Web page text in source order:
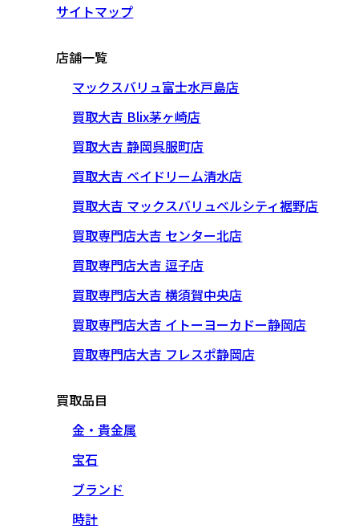
サイトマップ
店舗一覧
マックスバリュ富士水戸島店
買取大吉 Blix茅ヶ崎店
買取大吉 静岡呉服町店
買取大吉 ベイドリーム清水店
買取大吉 マックスバリュベルシティ裾野店
買取専門店大吉 センター北店
買取専門店大吉 逗子店
買取専門店大吉 横須賀中央店
買取専門店大吉 イトーヨーカドー静岡店
買取専門店大吉 フレスポ静岡店
買取品目
金・貴金属
宝石
ブランド
時計